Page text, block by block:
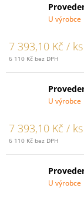
U výrobce
7 393,10 Kč / ks
6 110 Kč bez DPH
U výrobce
7 393,10 Kč / ks
6 110 Kč bez DPH
U výrobce